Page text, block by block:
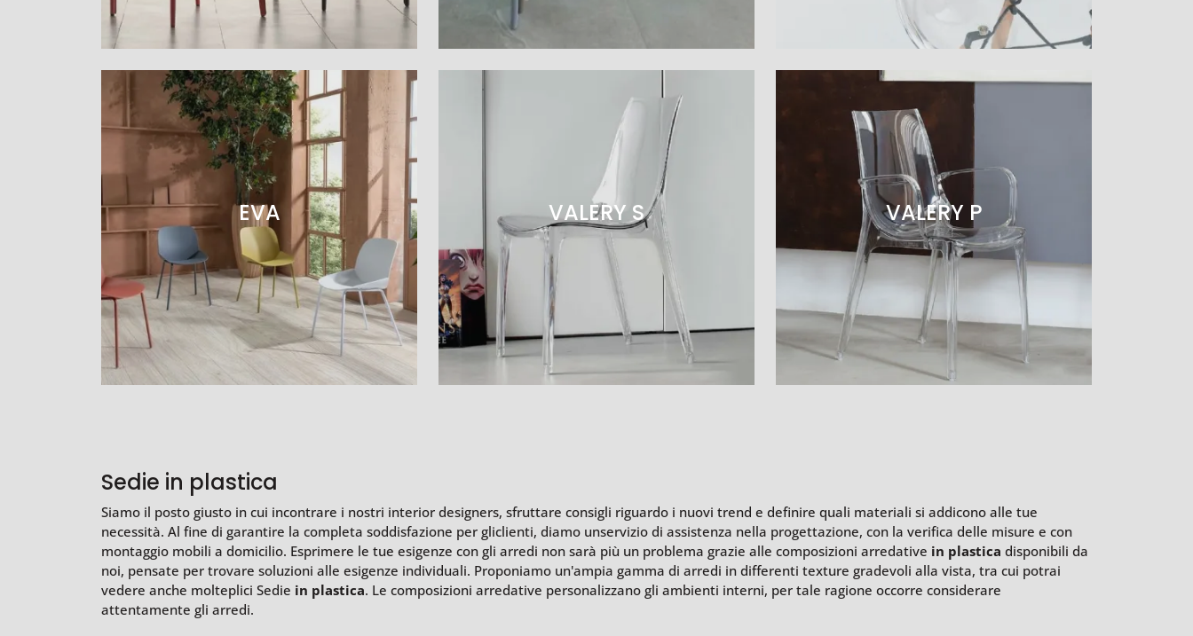
EVA VALERY S VALERY P
Sedie in plastica
Siamo il posto giusto in cui incontrare i nostri interior designers, sfruttare consigli riguardo i nuovi trend e definire quali materiali si addicono alle tue
necessità. Al fine di garantire la completa soddisfazione per gliclienti, diamo unservizio di assistenza nella progettazione, con la verifica delle misure e con
montaggio mobili a domicilio. Esprimere le tue esigenze con gli arredi non sarà più un problema grazie alle composizioni arredative in plastica disponibili da
noi, pensate per trovare soluzioni alle esigenze individuali. Proponiamo un'ampia gamma di arredi in differenti texture gradevoli alla vista, tra cui potrai
vedere anche molteplici Sedie in plastica. Le composizioni arredative personalizzano gli ambienti interni, per tale ragione occorre considerare
attentamente gli arredi.